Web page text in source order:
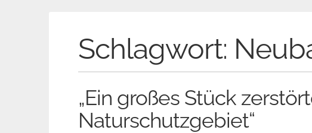
Schlagwort:
„Ein großes Stück
Naturschutzgebiet“